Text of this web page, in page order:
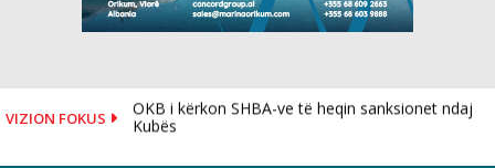
VIZION FOKUS
OKB i kërkon SHBA-ve të heqin sanksionet ndaj
Kubës